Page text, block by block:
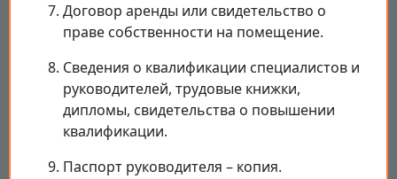
Договор аренды или свидетельство о
праве собственности на помещение.
Сведения о квалификации специалистов и
руководителей, трудовые книжки,
дипломы, свидетельства о повышении
квалификации.
Паспорт руководителя – копия.